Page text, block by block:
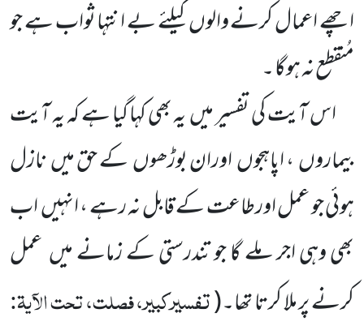
اچھے اعمال کرنے والوںکیلئے بے انتہا ثواب ہے جو
مُنقطع نہ ہوگا ۔
اس آیت کی تفسیر میںیہ بھی کہا گیا ہے کہ یہ آیت
بیماروں، اپاہجوںاوران بوڑھوںکے حق میںنازل
ہوئی جو عمل اورطاعت کے قابل نہ رہے ، انہیںاب
بھی وہی اجر ملے گا جو تندرستی کے زمانے میں عمل
کرنے پر ملا کرتا تھا۔(تفسیرکبیر، فصلت، تحت الآیۃ: